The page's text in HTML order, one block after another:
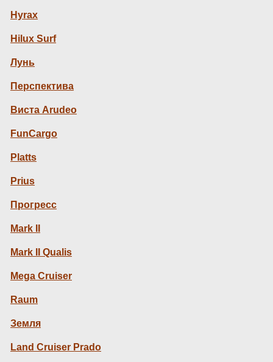
Hyrax
Hilux Surf
Лунь
Перспектива
Виста Arudeo
FunCargo
Platts
Prius
Прогресс
Mark II
Mark II Qualis
Mega Cruiser
Raum
Земля
Land Cruiser Prado